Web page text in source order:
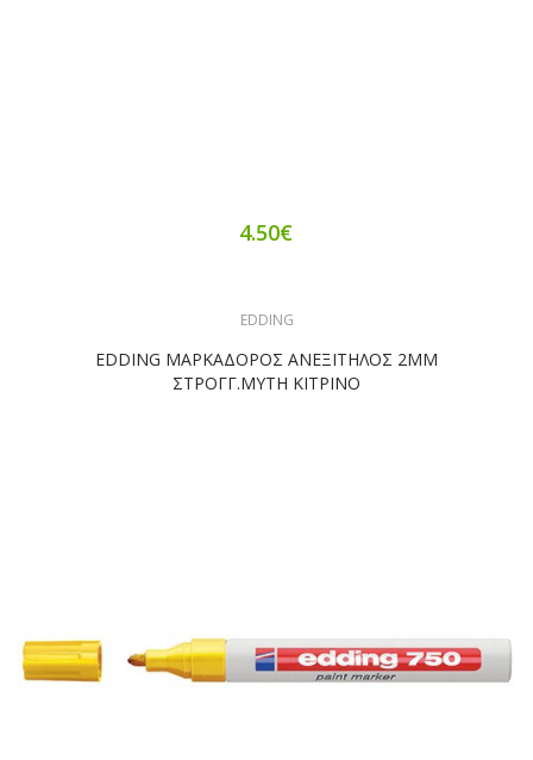
4.50€
EDDING
EDDING ΜΑΡΚΑΔΟΡΟΣ ΑΝΕΞΙΤΗΛΟΣ 2ΜΜ
ΣΤΡΟΓΓ.ΜΥΤΗ ΚΙΤΡΙΝΟ